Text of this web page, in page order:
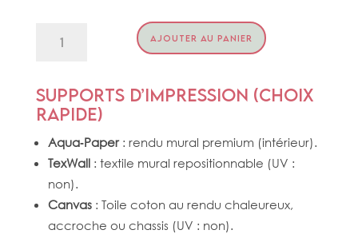
AJOUTER AU PANIER
Supports d’impression (choix
rapide)
Aqua‑Paper: rendu mural premium (intérieur).
TexWall: textile mural repositionnable (UV :
non).
Canvas: Toile coton au rendu chaleureux,
accroche ou chassis (UV : non).